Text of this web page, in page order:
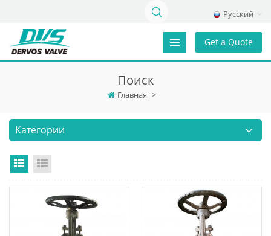
Русский
Get a Quote
Поиск
Главная >
Категории
Grid View